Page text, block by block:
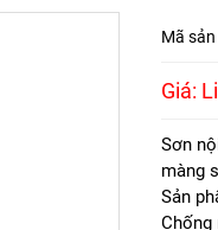
Mã
Giá:
Sơn
màng
Sản
Chống